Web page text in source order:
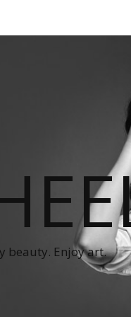
beauty. Enjoy art.